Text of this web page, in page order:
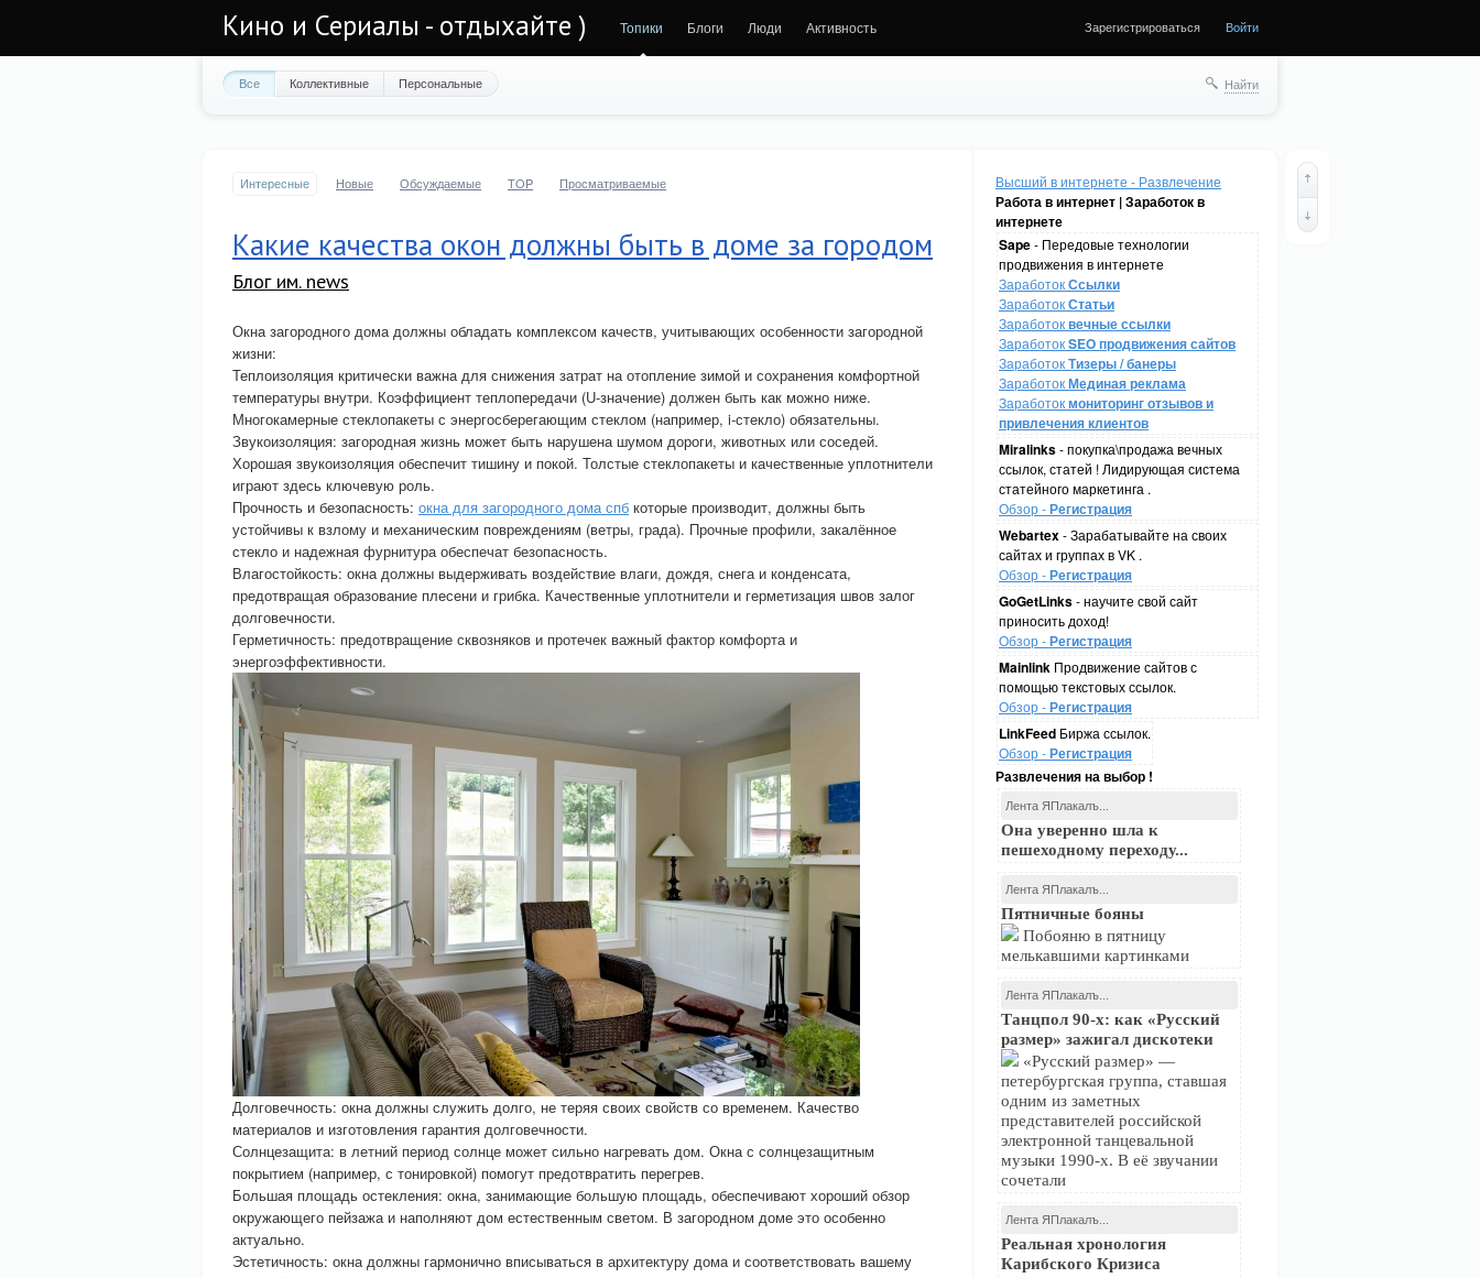
Кино и Сериалы - отдыхайте ) Топики Блоги Люди Активность Зарегистрироваться Войти
Все Коллективные Персональные Найти
Высший в интернете - Развлечение
Работа в интернет | Заработок в
интернете
Sape- Передовые технологии
продвижения в интернете
ЗаработокСсылки
ЗаработокСтатьи
Заработоквечные ссылки
ЗаработокSEO продвижения сайтов
ЗаработокТизеры / банеры
ЗаработокМединая реклама
Заработокмониторинг отзывов и
привлечения клиентов
Miralinks- покупка\продажа вечных
ссылок, статей ! Лидирующая система
статейного маркетинга .
Обзор -Регистрация
Webartex- Зарабатывайте на своих
сайтах и группах в VK .
Обзор -Регистрация
GoGetLinks- научите свой сайт
приносить доход!
Обзор -Регистрация
Mainlink Продвижение сайтов с
помощью текстовых ссылок.
Обзор -Регистрация
LinkFeed Биржа ссылок.
Обзор -Регистрация
Развлечения на выбор !
Лента ЯПлакалъ...
Она уверенно шла к
пешеходному переходу...
Лента ЯПлакалъ...
Пятничные бояны
Побояню в пятницу
мелькавшими картинками
Лента ЯПлакалъ...
Танцпол 90-х: как «Русский
размер» зажигал дискотеки
«Русский размер» —
петербургская группа, ставшая
одним из заметных
представителей российской
электронной танцевальной
музыки 1990-х. В её звучании
сочетали
Лента ЯПлакалъ...
Реальная хронология
Карибского Кризиса
Интересные Новые Обсуждаемые TOP Просматриваемые
Какие качества окон должны быть в доме за городом
Блог им. news
Окна загородного дома должны обладать комплексом качеств, учитывающих особенности загородной
жизни:
Теплоизоляция критически важна для снижения затрат на отопление зимой и сохранения комфортной
температуры внутри. Коэффициент теплопередачи (U-значение) должен быть как можно ниже.
Многокамерные стеклопакеты с энергосберегающим стеклом (например, i-стекло) обязательны.
Звукоизоляция: загородная жизнь может быть нарушена шумом дороги, животных или соседей.
Хорошая звукоизоляция обеспечит тишину и покой. Толстые стеклопакеты и качественные уплотнители
играют здесь ключевую роль.
Прочность и безопасность: окна для загородного дома спб которые производит, должны быть
устойчивы к взлому и механическим повреждениям (ветры, града). Прочные профили, закалённое
стекло и надежная фурнитура обеспечат безопасность.
Влагостойкость: окна должны выдерживать воздействие влаги, дождя, снега и конденсата,
предотвращая образование плесени и грибка. Качественные уплотнители и герметизация швов залог
долговечности.
Герметичность: предотвращение сквозняков и протечек важный фактор комфорта и
энергоэффективности.
Долговечность: окна должны служить долго, не теряя своих свойств со временем. Качество
материалов и изготовления гарантия долговечности.
Солнцезащита: в летний период солнце может сильно нагревать дом. Окна с солнцезащитным
покрытием (например, с тонировкой) помогут предотвратить перегрев.
Большая площадь остекления: окна, занимающие большую площадь, обеспечивают хороший обзор
окружающего пейзажа и наполняют дом естественным светом. В загородном доме это особенно
актуально.
Эстетичность: окна должны гармонично вписываться в архитектуру дома и соответствовать вашему